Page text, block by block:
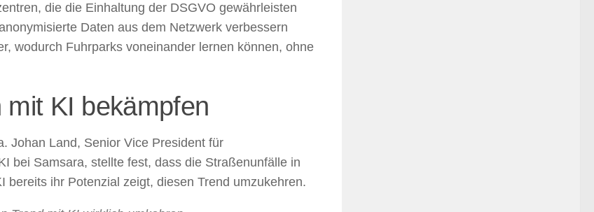
die die Einhaltung der DSGVO gewährleisten
Daten aus dem Netzwerk verbessern
wodurch Fuhrparks voneinander lernen können, ohne
KI bekämpfen
Johan Land, Senior Vice President für
bei Samsara, stellte fest, dass die Straßenunfälle in
ihr Potenzial zeigt, diesen Trend umzukehren.